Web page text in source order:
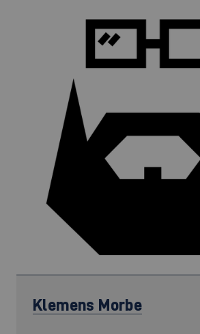
Klemens Morbe